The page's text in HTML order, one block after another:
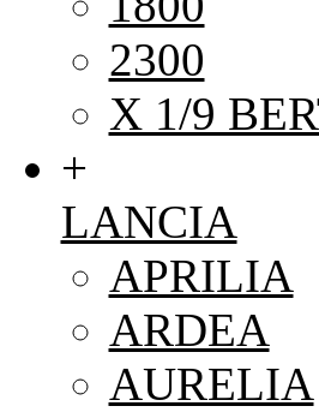
2300
X 1/9
+
LANCIA
APRILIA
ARDEA
AURELIA